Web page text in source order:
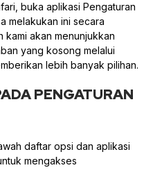
buka aplikasi Pengaturan
melakukan ini secara
kami akan menunjukkan
yang kosong melalui
lebih banyak pilihan.
PENGATURAN
daftar opsi dan aplikasi
mengakses